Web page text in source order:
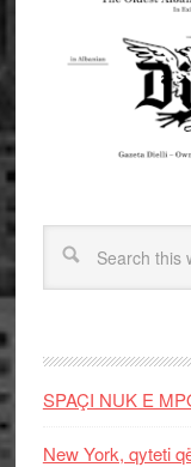
SPAÇI NUK E
New York, qyteti